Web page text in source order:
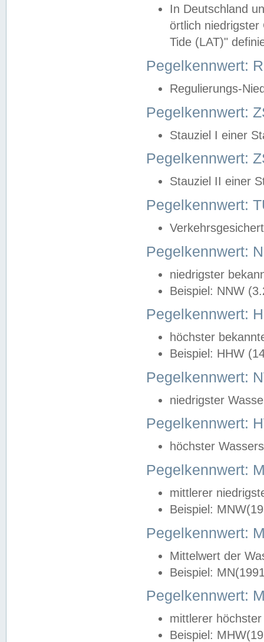
In Deutschland
örtlich
Tide (LAT)"
Pegelkennwert:
Regulierungs-
Pegelkennwert:
Stauziel I einer
Pegelkennwert:
Stauziel II einer
Pegelkennwert:
Pegelkennwert:
niedrigster
Beispiel: NNW
Pegelkennwert:
höchster
Beispiel: HHW
Pegelkennwert:
niedrigster
Pegelkennwert:
höchster
Pegelkennwert:
mittlerer
Beispiel:
Pegelkennwert:
Mittelwert der
Beispiel:
Pegelkennwert:
mittlerer
Beispiel: